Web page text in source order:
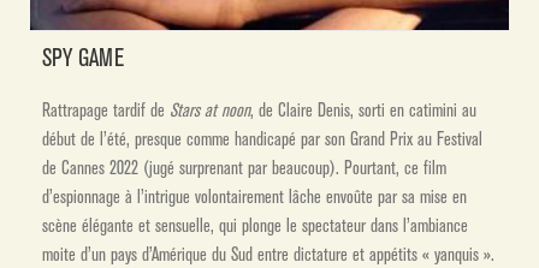
SPY GAME
Rattrapage tardif de Stars at noon, de Claire Denis, sorti en catimini au
début de l’été, presque comme handicapé par son Grand Prix au Festival
de Cannes 2022 (jugé surprenant par beaucoup). Pourtant, ce film
d’espionnage à l’intrigue volontairement lâche envoûte par sa mise en
scène élégante et sensuelle, qui plonge le spectateur dans l’ambiance
moite d’un pays d’Amérique du Sud entre dictature et appétits « yanquis ».